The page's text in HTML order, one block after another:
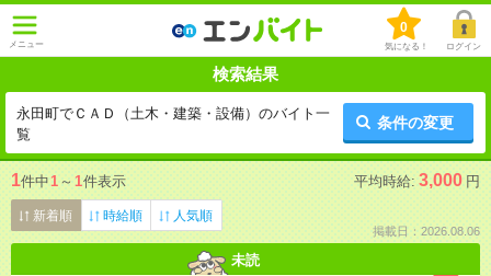
メニュー
0
気になる！ ログイン
検索結果
永田町でＣＡＤ（土木・建築・設備）のバイト一
覧
条件の変更
1件中1 ～ 1件表示 平均時給: 3,000 円
新着順 時給順 人気順
掲載日：2026.08.06
未読